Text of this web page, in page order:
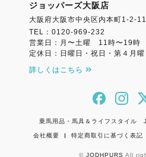
ジョッパーズ大阪店
大阪府大阪市中央区内本町1-2-
TEL：0120-969-232
営業日：月〜土曜 11時〜19時
定休日：日曜日・祝日・第４月曜
詳しくはこちら
乗馬用品・馬具＆ライフスタイル
会社概要 特定商取引に基づく表記
© JODHPURS All